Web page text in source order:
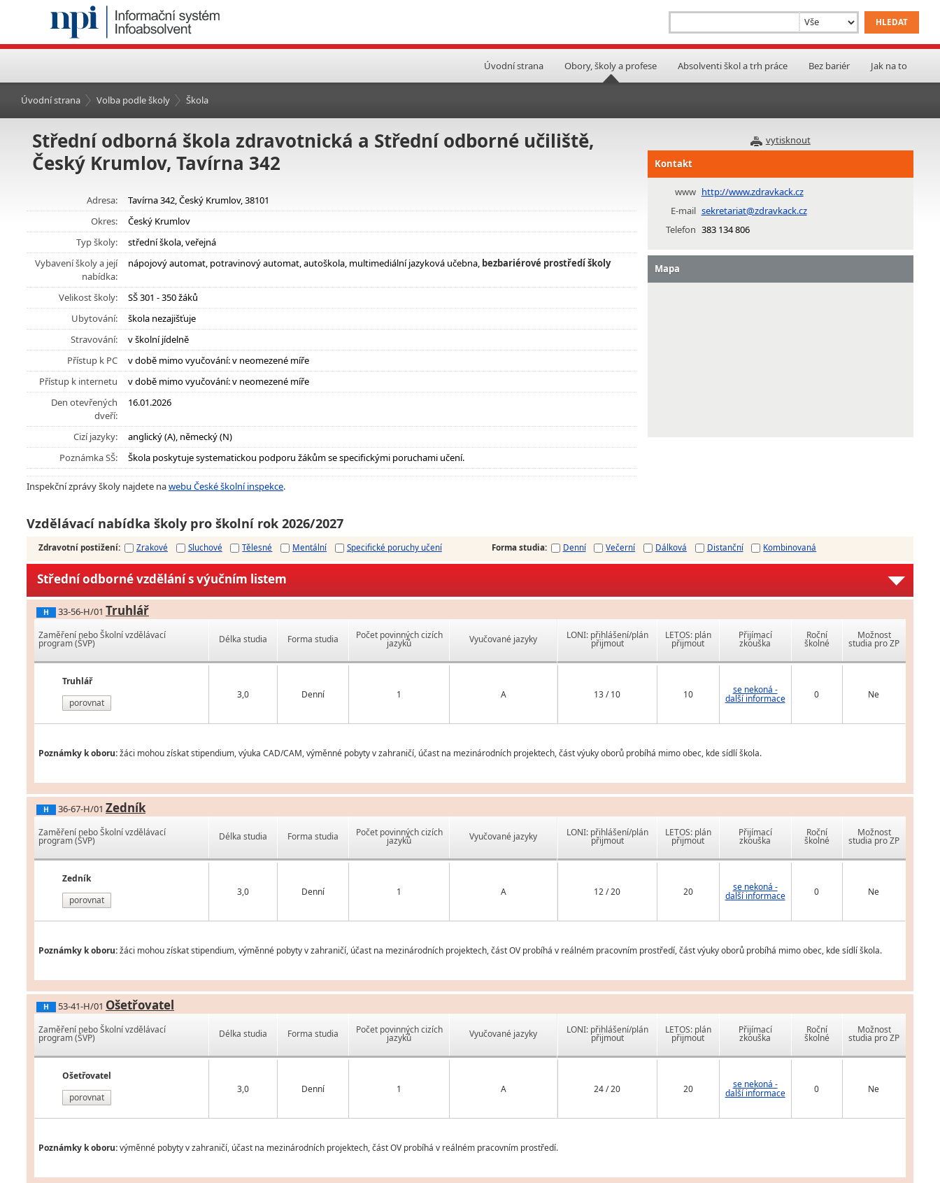
Úvodní strana Obory, školy a profese Absolventi škol a trh práce Bez bariér Jak na to
Úvodní strana Volba podle školy Škola
vytisknout
Střední odborná škola zdravotnická a Střední odborné učiliště,
Český Krumlov, Tavírna 342
Adresa:
Tavírna 342, Český Krumlov, 38101
Okres:
Český Krumlov
Typ školy:
střední škola, veřejná
Vybavení školy a její
nabídka:
nápojový automat, potravinový automat, autoškola, multimediální jazyková učebna, bezbariérové prostředí školy
Velikost školy:
SŠ 301 - 350 žáků
Ubytování:
škola nezajišťuje
Stravování:
v školní jídelně
Přístup k PC
v době mimo vyučování: v neomezené míře
Přístup k internetu
v době mimo vyučování: v neomezené míře
Den otevřených
dveří:
16.01.2026
Cizí jazyky:
anglický (A), německý (N)
Poznámka SŠ:
Škola poskytuje systematickou podporu žákům se specifickými poruchami učení.
Inspekční zprávy školy najdete nawebu České školní inspekce.
Kontakt
www http://www.zdravkack.cz
E-mail sekretariat@zdravkack.cz
Telefon 383 134 806
Mapa
Vzdělávací nabídka školy pro školní rok 2026/2027
Zdravotní postižení: Zrakové Sluchové Tělesné Mentální Specifické poruchy učení Forma studia: Denní Večerní Dálková Distanční Kombinovaná
Střední odborné vzdělání s výučním listem
H 33-56-H/01 Truhlář
Zaměření nebo Školní vzdělávací
program (ŠVP)
Truhlář
porovnat
Délka studia Forma studia Počet povinných cizích
jazyků Vyučované jazyky
3,0 Denní 1 A
LONI: přihlášení/plán
přijmout
LETOS: plán
přijmout
Přijímací
zkouška
Roční
školné
Možnost
studia pro ZP
13 / 10 10 se nekoná -
další informace 0 Ne
Poznámky k oboru:žáci mohou získat stipendium, výuka CAD/CAM, výměnné pobyty v zahraničí, účast na mezinárodních projektech, část výuky oborů probíhá mimo obec, kde sídlí škola.
H 36-67-H/01 Zedník
Zaměření nebo Školní vzdělávací
program (ŠVP)
Zedník
porovnat
Délka studia Forma studia Počet povinných cizích
jazyků Vyučované jazyky
3,0 Denní 1 A
LONI: přihlášení/plán
přijmout
LETOS: plán
přijmout
Přijímací
zkouška
Roční
školné
Možnost
studia pro ZP
12 / 20 20 se nekoná -
další informace 0 Ne
Poznámky k oboru:žáci mohou získat stipendium, výměnné pobyty v zahraničí, účast na mezinárodních projektech, část OV probíhá v reálném pracovním prostředí, část výuky oborů probíhá mimo obec, kde sídlí škola.
H 53-41-H/01 Ošetřovatel
Zaměření nebo Školní vzdělávací
program (ŠVP)
Ošetřovatel
porovnat
Délka studia Forma studia Počet povinných cizích
jazyků Vyučované jazyky
3,0 Denní 1 A
LONI: přihlášení/plán
přijmout
LETOS: plán
přijmout
Přijímací
zkouška
Roční
školné
Možnost
studia pro ZP
24 / 20 20 se nekoná -
další informace 0 Ne
Poznámky k oboru:výměnné pobyty v zahraničí, účast na mezinárodních projektech, část OV probíhá v reálném pracovním prostředí.